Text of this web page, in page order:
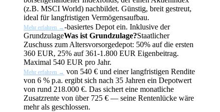
(z.B. MSCI World) nachbildet. Günstig, breit gestreut,
ideal für langfristigen Vermögensaufbau.
Mehr erfahren →-basiertes Depot ein. Inklusive der
GrundzulageWas ist Grundzulage?Staatlicher
Zuschuss zum Altersvorsorgedepot: 50% auf die ersten
360 EUR, 25% auf 361-1.800 EUR Eigenbeitrag.
Maximal 540 EUR pro Jahr.
Mehr erfahren → von 540 € und einer langfristigen Rendite
von 6 % p.a. ergibt sich nach 35 Jahren ein Depotwert
von rund 218.000 €. Das sichert eine monatliche
Zusatzrente von über 725 € — seine Rentenlücke wäre
mehr als geschlossen.